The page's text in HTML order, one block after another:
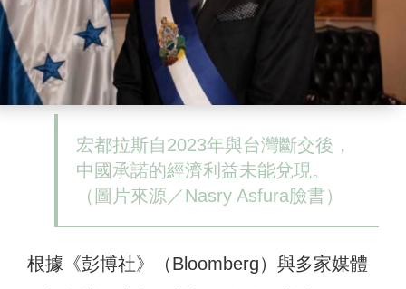
宏都拉斯自2023年與台灣斷交後，
中國承諾的經濟利益未能兌現。
（圖片來源／Nasry Asfura臉書）
根據《彭博社》（Bloomberg）與多家媒體